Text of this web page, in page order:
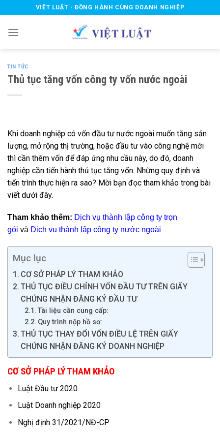
to
content
VIỆT LUẬT - ĐỒNG HÀNH CÙNG DOANH NGHIỆP
TIN TỨC
Thủ tục tăng vốn công ty vốn nước ngoài
Khi doanh nghiệp có vốn đầu tư nước ngoài muốn tăng sản
lượng, mở rộng thị trường, hoặc đầu tư vào công nghệ mới
thì cần thêm vốn để đáp ứng nhu cầu này, do đó, doanh
nghiệp cần tiến hành thủ tục tăng vốn. Những quy định và
tiến trình thực hiện ra sao? Mời bạn đọc tham khảo trong bài
viết dưới đây.
Tham khảo thêm: Dịch vụ thành lập công ty trọn
gói và Dịch vụ thành lập công ty nước ngoài
Mục lục
CƠ SỞ PHÁP LÝ THAM KHẢO
THỦ TỤC ĐIỀU CHỈNH VỐN ĐẦU TƯ TRÊN GIẤY
CHỨNG NHẬN ĐĂNG KÝ ĐẦU TƯ
Tài liệu cần cung cấp:
Quy trình nộp hồ sơ:
THỦ TỤC THAY ĐỔI VỐN ĐIỀU LỆ TRÊN GIẤY
CHỨNG NHẬN ĐĂNG KÝ DOANH NGHIỆP
CƠ SỞ PHÁP LÝ THAM KHẢO
Luật Đầu tư 2020
Luật Doanh nghiệp 2020
Nghị định 31/2021/NĐ-CP